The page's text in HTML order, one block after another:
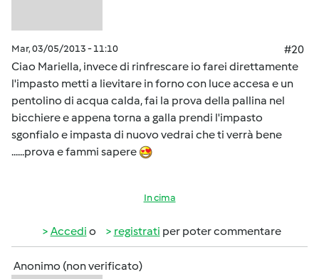
Mar, 03/05/2013 - 11:10
#20
Ciao Mariella, invece di rinfrescare io farei direttamente
l'impasto metti a lievitare in forno con luce accesa e un
pentolino di acqua calda, fai la prova della pallina nel
bicchiere e appena torna a galla prendi l'impasto
sgonfialo e impasta di nuovo vedrai che ti verrà bene
......prova e fammi sapere
In cima
Accedi o registrati per poter commentare
Anonimo (non verificato)